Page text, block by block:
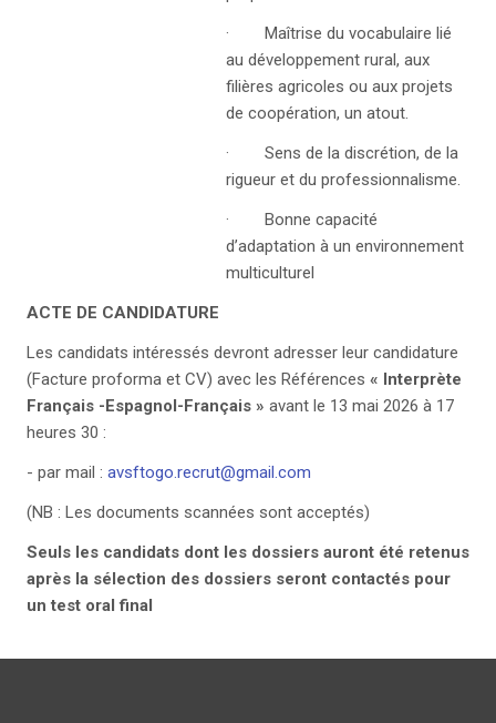
· Maîtrise du vocabulaire lié
au développement rural, aux
filières agricoles ou aux projets
de coopération, un atout.
· Sens de la discrétion, de la
rigueur et du professionnalisme.
· Bonne capacité
d’adaptation à un environnement
multiculturel
ACTE DE CANDIDATURE
Les candidats intéressés devront adresser leur candidature
(Facture proforma et CV) avec les Références « Interprète
Français -Espagnol-Français » avant le 13 mai 2026 à 17
heures 30 :
- par mail : avsftogo.recrut@gmail.com
(NB : Les documents scannées sont acceptés)
Seuls les candidats dont les dossiers auront été retenus
après la sélection des dossiers seront contactés pour
un test oral final